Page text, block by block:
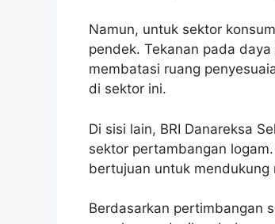
Namun, untuk sektor
pendek. Tekanan pada
membatasi ruang
di sektor ini.
Di sisi lain, BRI Danareksa
sektor pertambangan
bertujuan untuk
Berdasarkan pertimbangan